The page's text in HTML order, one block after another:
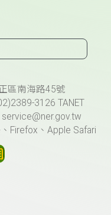
區南海路45號
3126 TANET
Firefox、Apple Safari